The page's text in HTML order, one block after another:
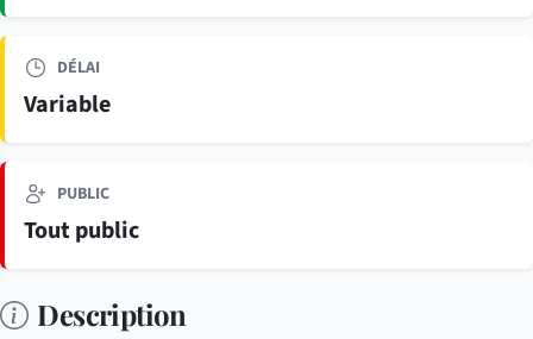
DÉLAI
Variable
PUBLIC
Tout public
Description